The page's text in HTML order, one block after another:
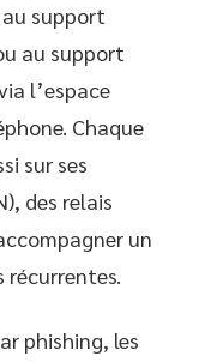
support
au support
l’espace
Chaque
sur ses
des relais
un
phishing, les